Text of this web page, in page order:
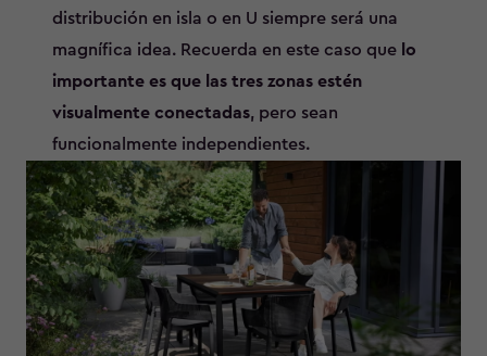
distribución en isla o en U siempre será una
magnífica idea. Recuerda en este caso que lo
importante es que las tres zonas estén
visualmente conectadas, pero sean
funcionalmente independientes.